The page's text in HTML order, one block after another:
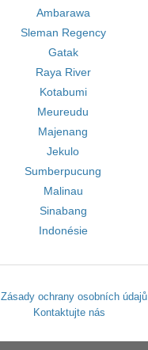
Ambarawa
Sleman Regency
Gatak
Raya River
Kotabumi
Meureudu
Majenang
Jekulo
Sumberpucung
Malinau
Sinabang
Indonésie
Zásady ochrany osobních údajů
Kontaktujte nás